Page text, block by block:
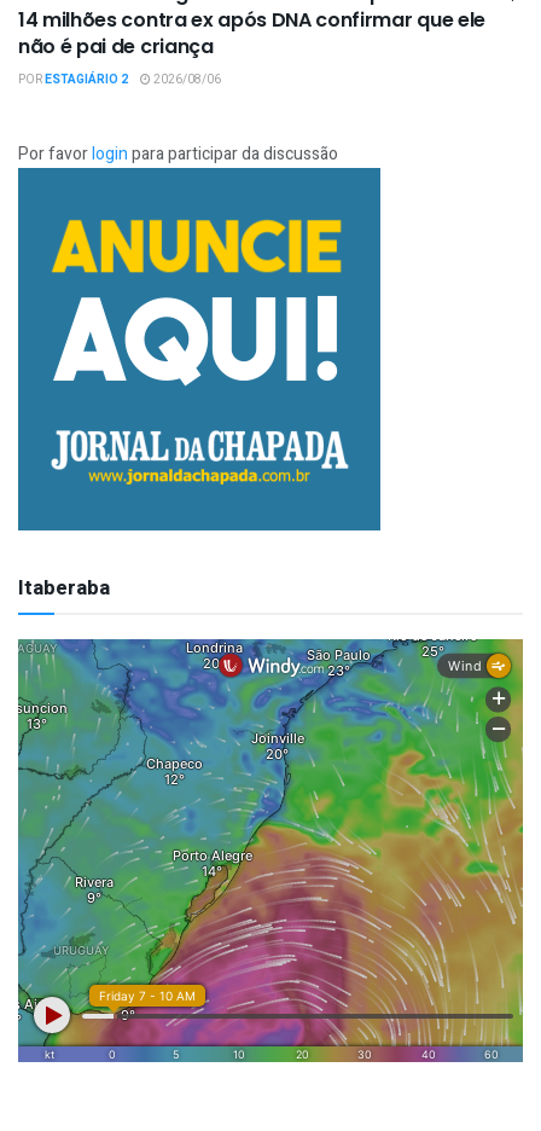
14 milhões contra ex após DNA confirmar que ele
não é pai de criança
PORESTAGIÁRIO 2 2026/08/06
Por favorloginpara participar da discussão
Itaberaba